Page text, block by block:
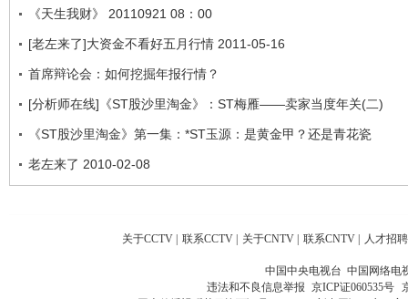
《天生我财》 20110921 08：00
[老左来了]大资金不看好五月行情 2011-05-16
首席辩论会：如何挖掘年报行情？
[分析师在线]《ST股沙里淘金》：ST梅雁——卖家当度年关(二)
《ST股沙里淘金》第一集：*ST玉源：是黄金甲？还是青花瓷
老左来了 2010-02-08
关于CCTV | 联系CCTV | 关于CNTV | 联系CNTV | 人才招聘
中国中央电视台 中国网络电
违法和不良信息举报 京ICP证060535号